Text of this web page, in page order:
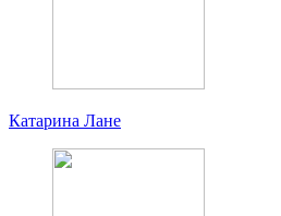
Катарина Лане